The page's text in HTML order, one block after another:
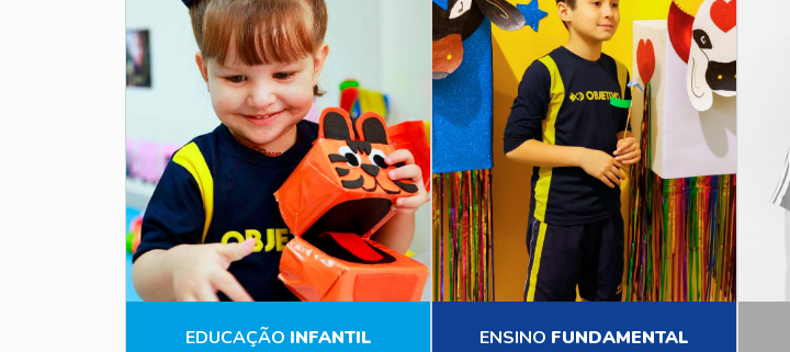
EDUCAÇÃO INFANTIL ENSINO FUNDAMENTAL